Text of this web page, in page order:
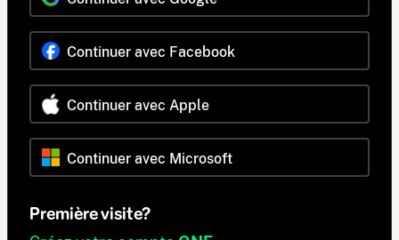
Continuer avec Facebook
Continuer avec Apple
Continuer avec Microsoft
Première visite?